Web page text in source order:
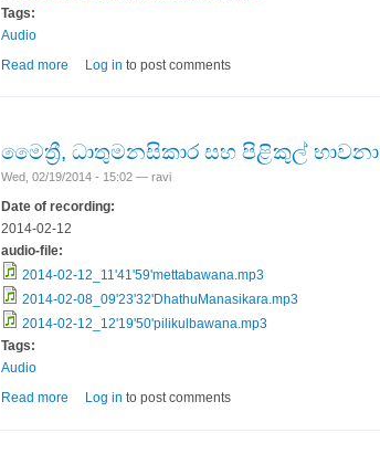
Tags:
Audio
Read more about ලෝකය සහ ලෝක සමුදය
Log in to post comments
මෛත්‍රී, ධාතුමනසිකාර සහ පිළිකුල් භාවනා
Wed, 02/19/2014 - 15:02 — ravi
Date of recording:
2014-02-12
audio-file:
2014-02-12_11'41'59'mettabawana.mp3
2014-02-08_09'23'32'DhathuManasikara.mp3
2014-02-12_12'19'50'pilikulbawana.mp3
Tags:
Audio
Read more about මෛත්‍රී, ධාතුමනසිකාර සහ පිළිකුල් භාවනා
Log in to post comments